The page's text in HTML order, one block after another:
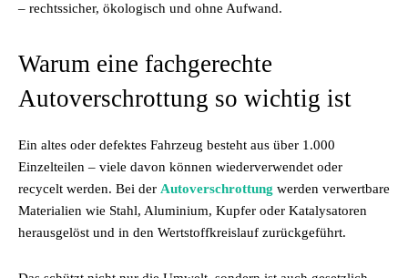
– rechtssicher, ökologisch und ohne Aufwand.
Warum eine fachgerechte
Autoverschrottung so wichtig ist
Ein altes oder defektes Fahrzeug besteht aus über 1.000
Einzelteilen – viele davon können wiederverwendet oder
recycelt werden. Bei der Autoverschrottung werden verwertbare
Materialien wie Stahl, Aluminium, Kupfer oder Katalysatoren
herausgelöst und in den Wertstoffkreislauf zurückgeführt.